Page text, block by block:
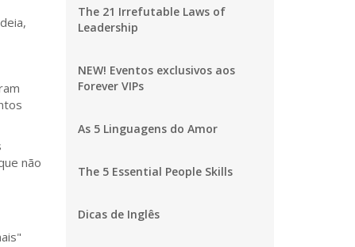
não
The 21 Irrefutable Laws of
Leadership
NEW! Eventos exclusivos aos
Forever VIPs
As 5 Linguagens do Amor
The 5 Essential People Skills
Dicas de Inglês